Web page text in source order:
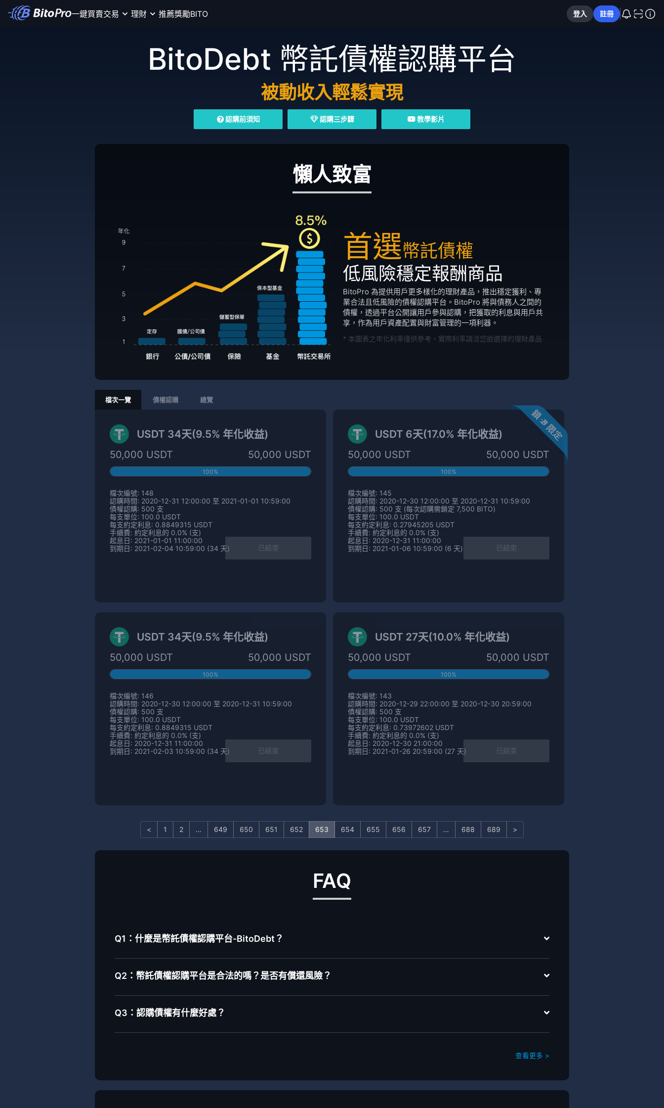
一鍵買賣交易 理財 推薦獎勵BITO 登入 註冊
BitoDebt 幣託債權認購平台
被動收入輕鬆實現
認購前須知 認購三步驟 教學影片
懶人致富
首選幣託債權
低風險穩定報酬商品
BitoPro 為提供用戶更多樣化的理財產品，推出穩定獲利、專
業合法且低風險的債權認購平台。BitoPro 將與債務人之間的
債權，透過平台公開讓用戶參與認購，把獲取的利息與用戶共
享，作為用戶資產配置與財富管理的一項利器。
* 本圖表之年化利率僅供參考，實際利率請洽您欲選擇的理財產品
檔次一覽 債權認購 總覽
USDT 34天(9.5% 年化收益)
50,000 USDT 50,000 USDT
100%
檔次編號: 148
認購時間: 2020-12-31 12:00:00 至 2021-01-01 10:59:00
債權認購: 500 支
每支單位: 100.0 USDT
每支約定利息: 0.8849315 USDT
手續費: 約定利息的 0.0% (支)
起息日: 2021-01-01 11:00:00
到期日: 2021-02-04 10:59:00 (34 天)
USDT 6天(17.0% 年化收益)
50,000 USDT 50,000 USDT
100%
檔次編號: 145
認購時間: 2020-12-30 12:00:00 至 2020-12-31 10:59:00
債權認購: 500 支 (每次認購需鎖定 7,500 BITO)
每支單位: 100.0 USDT
每支約定利息: 0.27945205 USDT
手續費: 約定利息的 0.0% (支)
起息日: 2020-12-31 11:00:00
到期日: 2021-01-06 10:59:00 (6 天)
USDT 34天(9.5% 年化收益)
50,000 USDT 50,000 USDT
100%
檔次編號: 146
認購時間: 2020-12-30 12:00:00 至 2020-12-31 10:59:00
債權認購: 500 支
每支單位: 100.0 USDT
每支約定利息: 0.8849315 USDT
手續費: 約定利息的 0.0% (支)
起息日: 2020-12-31 11:00:00
到期日: 2021-02-03 10:59:00 (34 天)
USDT 27天(10.0% 年化收益)
50,000 USDT 50,000 USDT
100%
檔次編號: 143
認購時間: 2020-12-29 22:00:00 至 2020-12-30 20:59:00
債權認購: 500 支
每支單位: 100.0 USDT
每支約定利息: 0.73972602 USDT
手續費: 約定利息的 0.0% (支)
起息日: 2020-12-30 21:00:00
到期日: 2021-01-26 20:59:00 (27 天)
< 1 2 … 649 650 651 652 653 654 655 656 657 … 688 689 >
FAQ
Q1：什麼是幣託債權認購平台-BitoDebt？
Q2：幣託債權認購平台是合法的嗎？是否有償還風險？
Q3：認購債權有什麼好處？
查看更多 >